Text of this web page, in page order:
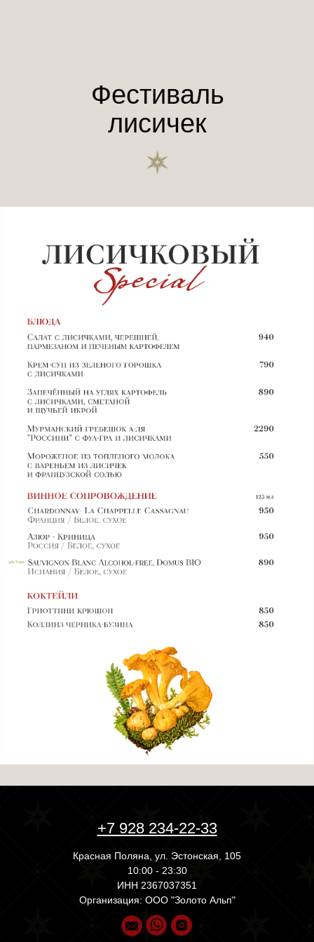
Фестиваль
лисичек
+7 928 234-22-33
Красная Поляна, ул. Эстонская, 105
10:00 - 23:30
ИНН 2367037351
Организация: ООО "Золото Альп"